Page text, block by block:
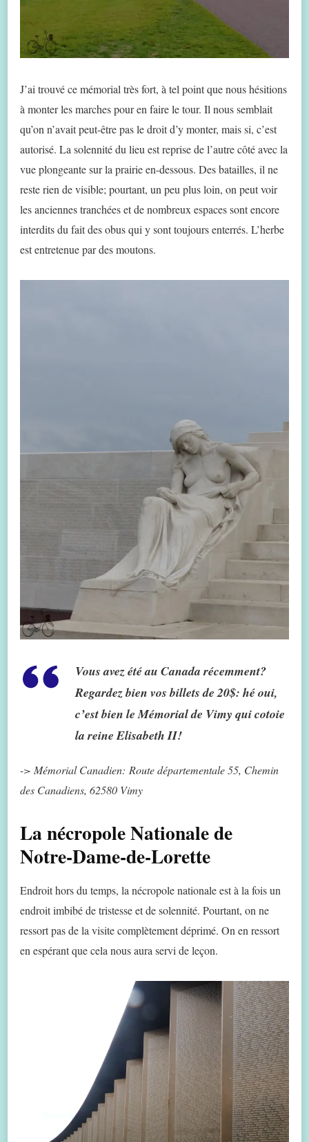
J’ai trouvé ce mémorial très fort, à tel point que nous hésitions
à monter les marches pour en faire le tour. Il nous semblait
qu’on n’avait peut-être pas le droit d’y monter, mais si, c’est
autorisé. La solennité du lieu est reprise de l’autre côté avec la
vue plongeante sur la prairie en-dessous. Des batailles, il ne
reste rien de visible; pourtant, un peu plus loin, on peut voir
les anciennes tranchées et de nombreux espaces sont encore
interdits du fait des obus qui y sont toujours enterrés. L’herbe
est entretenue par des moutons.
Vous avez été au Canada récemment?
Regardez bien vos billets de 20$: hé oui,
c’est bien le Mémorial de Vimy qui cotoie
la reine Elisabeth II!
-> Mémorial Canadien: Route départementale 55, Chemin
des Canadiens, 62580 Vimy
La nécropole Nationale de
Notre-Dame-de-Lorette
Endroit hors du temps, la nécropole nationale est à la fois un
endroit imbibé de tristesse et de solennité. Pourtant, on ne
ressort pas de la visite complètement déprimé. On en ressort
en espérant que cela nous aura servi de leçon.